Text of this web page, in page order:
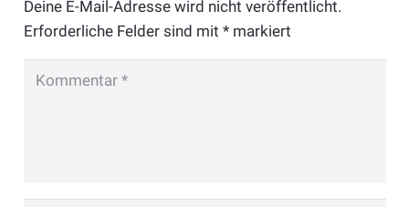
Deine E-Mail-Adresse wird nicht veröffentlicht.
Erforderliche Felder sind mit *markiert